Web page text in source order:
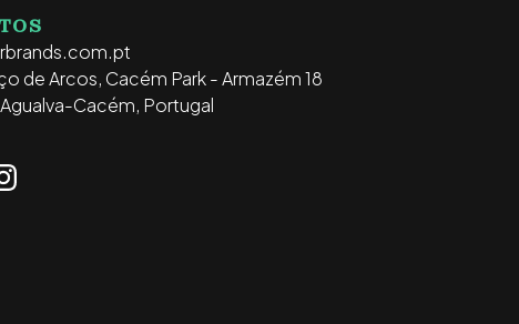
de Arcos, Cacém Park - Armazém 18
Cacém, Portugal